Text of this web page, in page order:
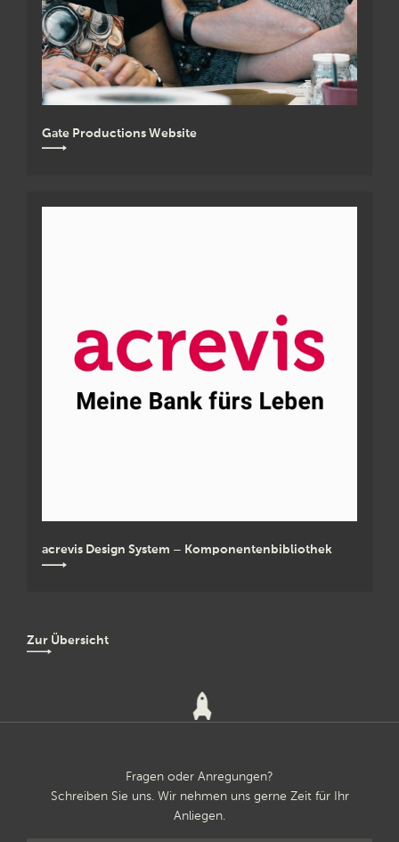
Gate Productions Website
acrevis Design System – Komponentenbibliothek
Zur Übersicht
Fragen oder Anregungen?
Schreiben Sie uns. Wir nehmen uns gerne Zeit für Ihr
Anliegen.